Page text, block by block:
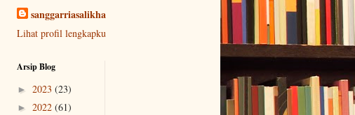
sanggarriasalikha
Lihat profil lengkapku
Arsip Blog
► 2023 (23)
► 2022 (61)